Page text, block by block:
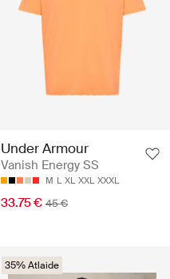
Under Armour
Vanish Energy SS
M L XL XXL XXXL
33.75 € 45 €
35% Atlaide